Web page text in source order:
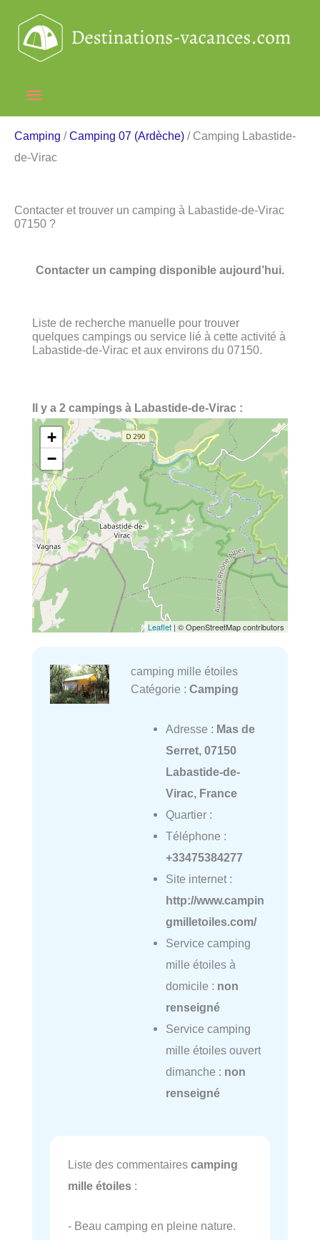
contenu
Menu
principal
Camping /Camping 07 (Ardèche) / Camping Labastide-
de-Virac
Contacter et trouver un camping à Labastide-de-Virac
07150 ?
Contacter un camping disponible aujourd’hui.
Liste de recherche manuelle pour trouver
quelques campings ou service lié à cette activité à
Labastide-de-Virac et aux environs du 07150.
Il y a 2 campings à Labastide-de-Virac :
+
−
Leaflet| © OpenStreetMap contributors
camping mille étoiles
Catégorie : Camping
Adresse : Mas de
Serret, 07150
Labastide-de-
Virac, France
Quartier :
Téléphone :
+33475384277
Site internet :
http://www.campin
gmilletoiles.com/
Service camping
mille étoiles à
domicile : non
renseigné
Service camping
mille étoiles ouvert
dimanche : non
renseigné
Liste des commentaires camping
mille étoiles :
- Beau camping en pleine nature.